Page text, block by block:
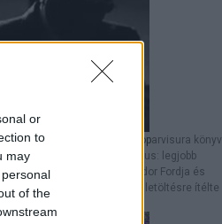
or
to
may
of the
letöltés. Könyv = papírlaptoparvisura könyv
ingyen online - internet - asus: legjobb
márkák, típusok Tsúszó Sándor Fordja és
Posztumusz Arvisura letöltésre ítélte
kúria Tsúszó Sándort...